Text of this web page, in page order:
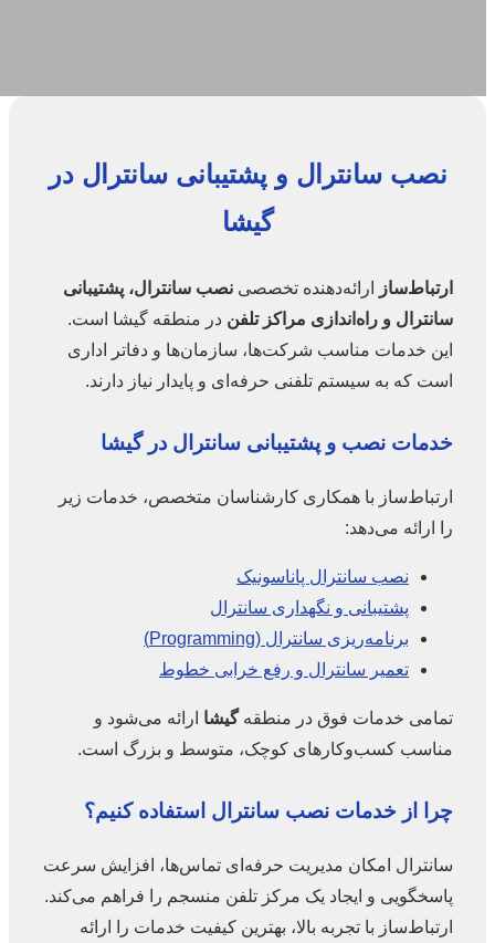
نصب سانترال و پشتیبانی سانترال در
گیشا
ارتباط‌سازارائه‌دهنده تخصصینصب سانترال، پشتیبانی
سانترال و راه‌اندازی مراکز تلفندر منطقه گیشا است.
این خدمات مناسب شرکت‌ها، سازمان‌ها و دفاتر اداری
است که به سیستم تلفنی حرفه‌ای و پایدار نیاز دارند.
خدمات نصب و پشتیبانی سانترال در گیشا
ارتباط‌ساز با همکاری کارشناسان متخصص، خدمات زیر
را ارائه می‌دهد:
نصب سانترال پاناسونیک
پشتیبانی و نگهداری سانترال
برنامه‌ریزی سانترال (Programming)
تعمیر سانترال و رفع خرابی خطوط
تمامی خدمات فوق در منطقهگیشاارائه می‌شود و
مناسب کسب‌وکارهای کوچک، متوسط و بزرگ است.
چرا از خدمات نصب سانترال استفاده کنیم؟
سانترال امکان مدیریت حرفه‌ای تماس‌ها، افزایش سرعت
پاسخگویی و ایجاد یک مرکز تلفن منسجم را فراهم می‌کند.
ارتباط‌ساز با تجربه بالا، بهترین کیفیت خدمات را ارائه